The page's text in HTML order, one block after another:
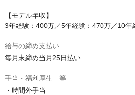
【モデル年収】
3年経験：400万／5年経験：470万／10年
給与の締め支払い
毎月末締め当月25日払い
手当・福利厚生 等
・時間外手当